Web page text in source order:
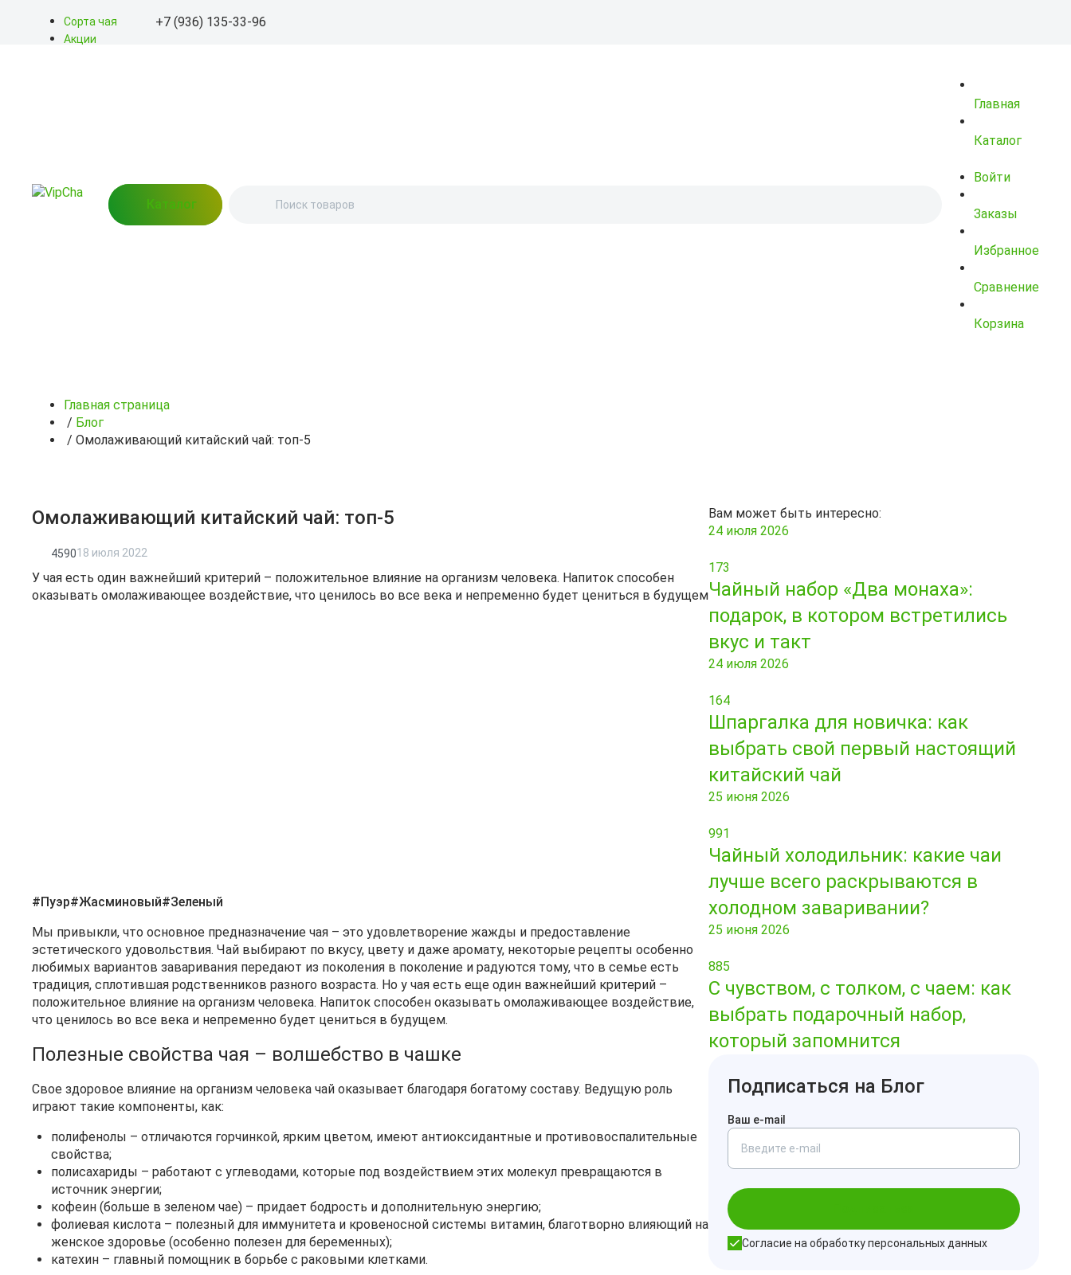
Сорта чая
Акции
+7 (936) 135-33-96
(Пункт выдачи)
Каталог
Главная
Каталог
Войти
Заказы
Избранное
Сравнение
Корзина
Главная страница
/ Блог
/ Омолаживающий китайский чай: топ-5
Омолаживающий китайский чай: топ-5
У чая есть один важнейший критерий – положительное влияние на организм человека. Напиток способен
оказывать омолаживающее воздействие, что ценилось во все века и непременно будет цениться в будущем
#Пуэр#Жасминовый#Зеленый
Мы привыкли, что основное предназначение чая – это удовлетворение жажды и предоставление
эстетического удовольствия. Чай выбирают по вкусу, цвету и даже аромату, некоторые рецепты особенно
любимых вариантов заваривания передают из поколения в поколение и радуются тому, что в семье есть
традиция, сплотившая родственников разного возраста. Но у чая есть еще один важнейший критерий –
положительное влияние на организм человека. Напиток способен оказывать омолаживающее воздействие,
что ценилось во все века и непременно будет цениться в будущем.
Полезные свойства чая – волшебство в чашке
Свое здоровое влияние на организм человека чай оказывает благодаря богатому составу. Ведущую роль
играют такие компоненты, как:
полифенолы – отличаются горчинкой, ярким цветом, имеют антиоксидантные и противовоспалительные
свойства;
полисахариды – работают с углеводами, которые под воздействием этих молекул превращаются в
источник энергии;
кофеин (больше в зеленом чае) – придает бодрость и дополнительную энергию;
фолиевая кислота – полезный для иммунитета и кровеносной системы витамин, благотворно влияющий на
женское здоровье (особенно полезен для беременных);
катехин – главный помощник в борьбе с раковыми клетками.
18 июля 2022
4590
Вам может быть интересно:
24 июля 2026
173
Чайный набор «Два монаха»:
подарок, в котором встретились
вкус и такт
24 июля 2026
164
Шпаргалка для новичка: как
выбрать свой первый настоящий
китайский чай
25 июня 2026
991
Чайный холодильник: какие чаи
лучше всего раскрываются в
холодном заваривании?
25 июня 2026
885
С чувством, с толком, с чаем: как
выбрать подарочный набор,
который запомнится
Подписаться на Блог
Ваш e-mail
Согласие на обработку персональных данных